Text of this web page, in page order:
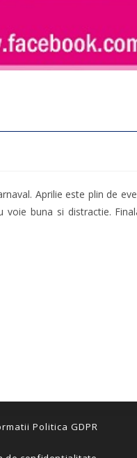
Aprilie este plin de
buna si distractie.
Politica GDPR